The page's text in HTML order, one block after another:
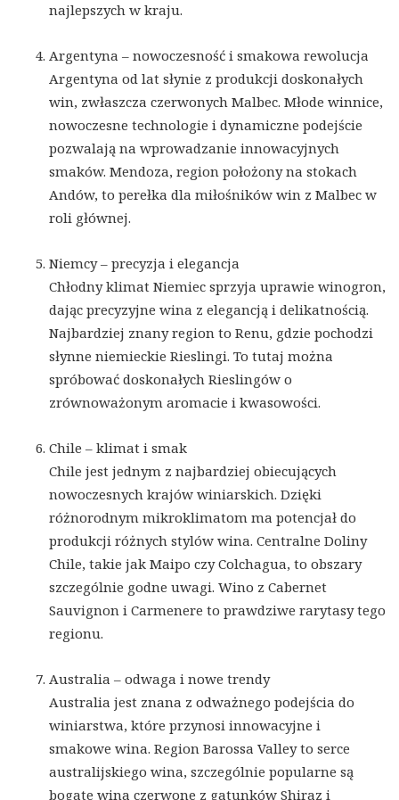
najlepszych w kraju.
Argentyna – nowoczesność i smakowa rewolucja
Argentyna od lat słynie z produkcji doskonałych
win, zwłaszcza czerwonych Malbec. Młode winnice,
nowoczesne technologie i dynamiczne podejście
pozwalają na wprowadzanie innowacyjnych
smaków. Mendoza, region położony na stokach
Andów, to perełka dla miłośników win z Malbec w
roli głównej.
Niemcy – precyzja i elegancja
Chłodny klimat Niemiec sprzyja uprawie winogron,
dając precyzyjne wina z elegancją i delikatnością.
Najbardziej znany region to Renu, gdzie pochodzi
słynne niemieckie Rieslingi. To tutaj można
spróbować doskonałych Rieslingów o
zrównoważonym aromacie i kwasowości.
Chile – klimat i smak
Chile jest jednym z najbardziej obiecujących
nowoczesnych krajów winiarskich. Dzięki
różnorodnym mikroklimatom ma potencjał do
produkcji różnych stylów wina. Centralne Doliny
Chile, takie jak Maipo czy Colchagua, to obszary
szczególnie godne uwagi. Wino z Cabernet
Sauvignon i Carmenere to prawdziwe rarytasy tego
regionu.
Australia – odwaga i nowe trendy
Australia jest znana z odważnego podejścia do
winiarstwa, które przynosi innowacyjne i
smakowe wina. Region Barossa Valley to serce
australijskiego wina, szczególnie popularne są
bogate wina czerwone z gatunków Shiraz i